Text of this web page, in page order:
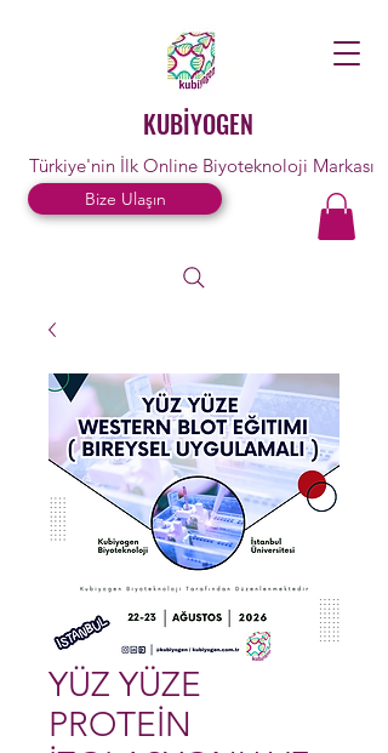
KUBİYOGEN
Türkiye'nin İlk Online Biyoteknoloji Markası
Bize Ulaşın
YÜZ YÜZE
PROTEİN